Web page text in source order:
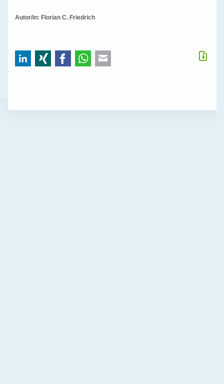
Autor/in: Florian C. Friedrich
LinkedInXing FacebookWhatsApp